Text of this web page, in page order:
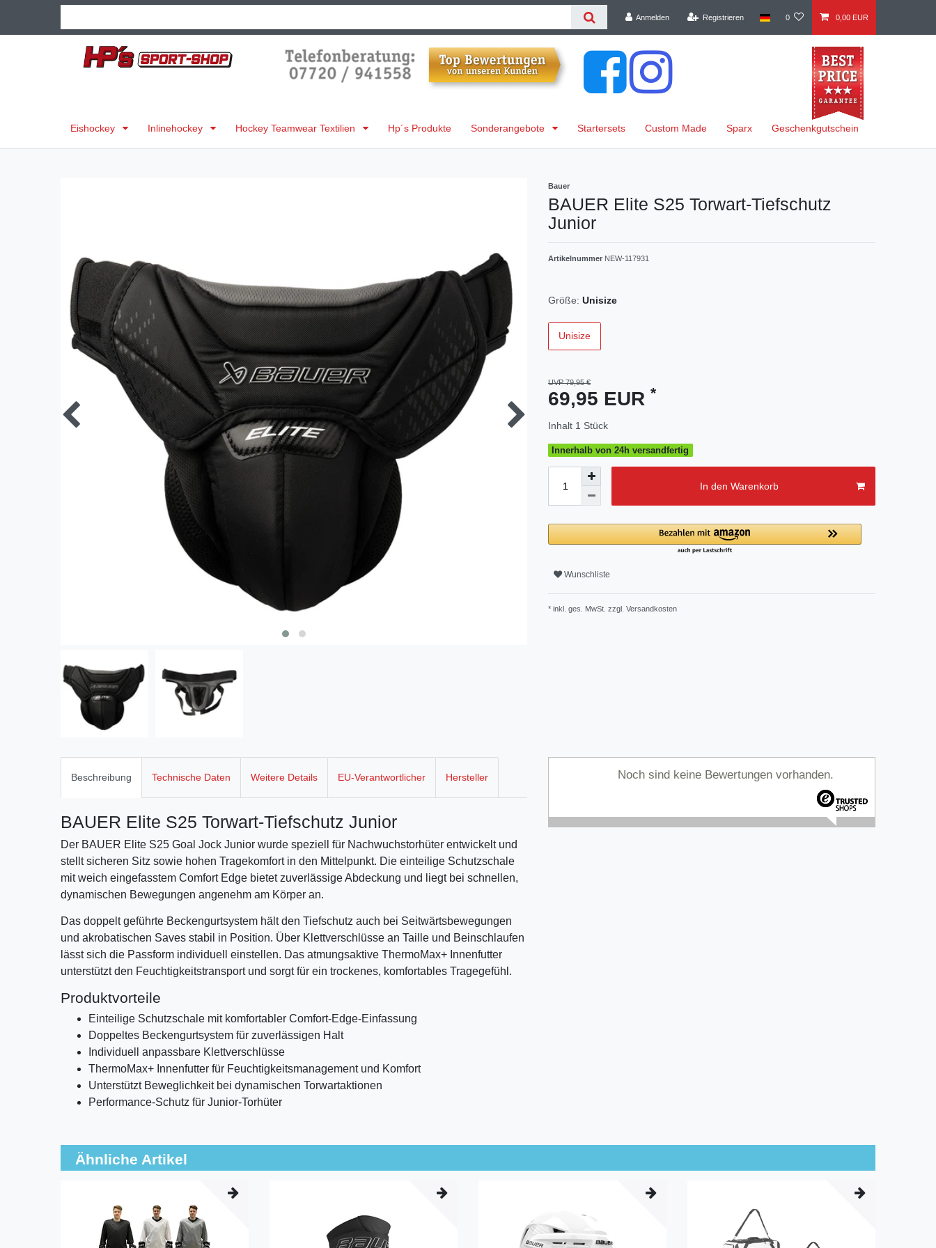
Anmelden Registrieren 0 0,00 EUR
Eishockey Inlinehockey Hockey Teamwear Textilien Hp´s Produkte Sonderangebote Startersets Custom Made Sparx Geschenkgutschein
Bauer
BAUER Elite S25 Torwart-Tiefschutz
Junior
Artikelnummer NEW-117931
Größe: Unisize
Unisize
UVP 79,95 €
69,95 EUR *
Inhalt 1 Stück
Innerhalb von 24h versandfertig
In den Warenkorb
Wunschliste
* inkl. ges. MwSt. zzgl. Versandkosten
Beschreibung Technische Daten Weitere Details EU-Verantwortlicher Hersteller
BAUER Elite S25 Torwart-Tiefschutz Junior
Der BAUER Elite S25 Goal Jock Junior wurde speziell für Nachwuchstorhüter entwickelt und
stellt sicheren Sitz sowie hohen Tragekomfort in den Mittelpunkt. Die einteilige Schutzschale
mit weich eingefasstem Comfort Edge bietet zuverlässige Abdeckung und liegt bei schnellen,
dynamischen Bewegungen angenehm am Körper an.
Das doppelt geführte Beckengurtsystem hält den Tiefschutz auch bei Seitwärtsbewegungen
und akrobatischen Saves stabil in Position. Über Klettverschlüsse an Taille und Beinschlaufen
lässt sich die Passform individuell einstellen. Das atmungsaktive ThermoMax+ Innenfutter
unterstützt den Feuchtigkeitstransport und sorgt für ein trockenes, komfortables Tragegefühl.
Produktvorteile
Einteilige Schutzschale mit komfortabler Comfort-Edge-Einfassung
Doppeltes Beckengurtsystem für zuverlässigen Halt
Individuell anpassbare Klettverschlüsse
ThermoMax+ Innenfutter für Feuchtigkeitsmanagement und Komfort
Unterstützt Beweglichkeit bei dynamischen Torwartaktionen
Performance-Schutz für Junior-Torhüter
Noch sind keine Bewertungen vorhanden.
Ähnliche Artikel